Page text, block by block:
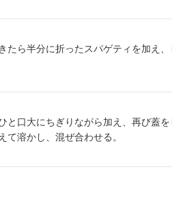
たら半分に折ったスパゲティを加え
と口大にちぎりながら加え、再び蓋
て溶かし、混ぜ合わせる。